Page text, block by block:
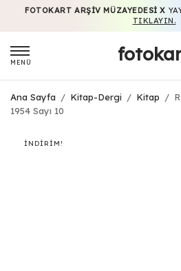
FOTOKART ARŞIV MÜZAYEDESI X
TIKLAYIN.
MENÜ
Ana Sayfa / Kitap-Dergi / Kitap /
1954 Sayı 10
İNDIRIM!